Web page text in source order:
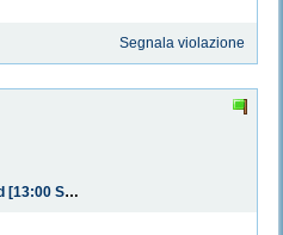
Segnala violazione
Miles above the ground [13:00 Sollevarsi da terra]